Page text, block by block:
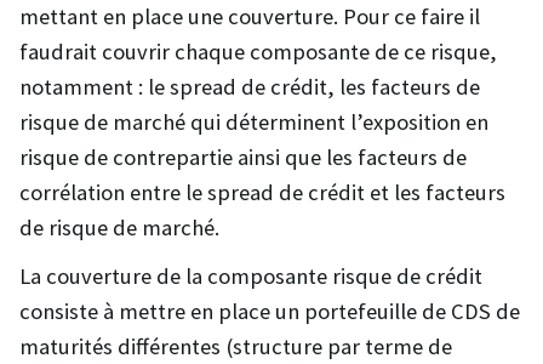
mettant en place une couverture. Pour ce faire il
faudrait couvrir chaque composante de ce risque,
notamment : le spread de crédit, les facteurs de
risque de marché qui déterminent l’exposition en
risque de contrepartie ainsi que les facteurs de
corrélation entre le spread de crédit et les facteurs
de risque de marché.
La couverture de la composante risque de crédit
consiste à mettre en place un portefeuille de CDS de
maturités différentes (structure par terme de